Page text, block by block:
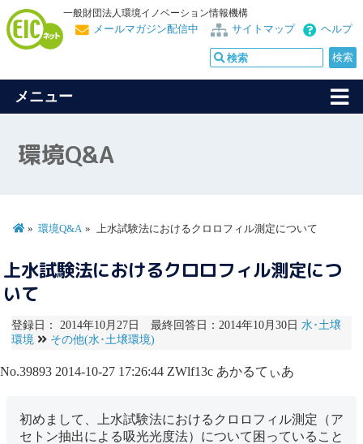
一般財団法人環境イノベーション情報機構
ヘルプ
サイトマップ
メールマガジン配信中
メニュー
環境Q&A
環境Q&A 上水試験法におけるクロロフィル測定について
上水試験法におけるクロロフィル測定につ
いて
登録日： 2014年10月27日 最終回答日：2014年10月30日 水･土壌
環境
その他(水･土壌環境)
No.39893 2014-10-27 17:26:44 ZWlf13c あかるてぃあ
初めまして、上水試験法におけるクロロフィル測定（ア
セトン抽出による吸光光度法）について困っていること